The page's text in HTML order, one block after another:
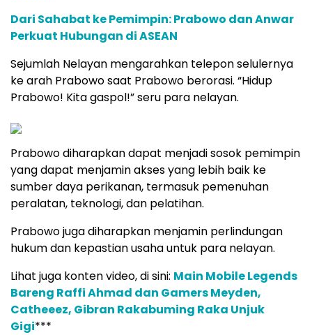
Dari Sahabat ke Pemimpin: Prabowo dan Anwar
Perkuat Hubungan di ASEAN
Sejumlah Nelayan mengarahkan telepon selulernya
ke arah Prabowo saat Prabowo berorasi. “Hidup
Prabowo! Kita gaspol!” seru para nelayan.
Prabowo diharapkan dapat menjadi sosok pemimpin
yang dapat menjamin akses yang lebih baik ke
sumber daya perikanan, termasuk pemenuhan
peralatan, teknologi, dan pelatihan.
Prabowo juga diharapkan menjamin perlindungan
hukum dan kepastian usaha untuk para nelayan.
Lihat juga konten video, di sini: Main Mobile Legends
Bareng Raffi Ahmad dan Gamers Meyden,
Catheeez, Gibran Rakabuming Raka Unjuk
Gigi***